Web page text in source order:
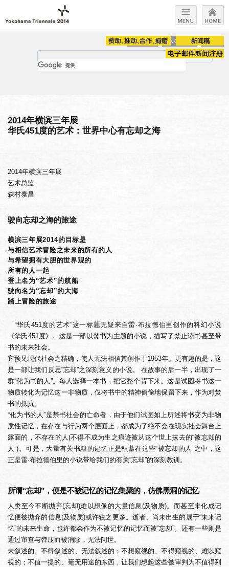
展览会名称 / 宗旨 /
Title / Concept /
2014年横滨三年展
华氏451度的艺术：世界中心有忘却之海
2014年横滨三年展
艺术总监
森村泰昌
驶向忘却之海的旅途
横滨三年展2014的目标是
与相信艺术冒险之未来的所有的人
与希望拥有大胆的世界观的
所有的人一起
登上名为“艺术”的航船
驶向名为“忘却”的大海
踏上冒险的旅途
“华氏451度的艺术”这一标题无疑来自雷·布拉德伯里创作的科幻小说
《华氏451度》。这是一部以焚书为主题的小说，描写了禁止读书甚至带
书的未来社会。
它预见现代社会之精确，使人无法相信其创作于1953年。更有趣的是，这
是一部让我们反思“忘却”之深刻意义的小说。 在故事的后一半，出现了一
群“化为书的人”。每人选择一本书，把它整个背下来。这是试图将书这一
物质转化为记忆这一非物质，仅将书中的精神偷偷地保留下来，作为对焚
书的抵抗。
“化为书的人”是禁书社会的亡命者，由于他们试图如上所述将书变为非物
质性记忆，在存在与行为两个层面上，都成为了绝不会在现实社会舞台上
露面的，不存在的人(不得不成为生之痕迹被从这个世上抹去的“被忘却的
人”)。可是，大量有关书籍的记忆正是积蓄在这些“被忘却的人”之中，这
正是雷·布拉德伯里的小说带给我们的有关“忘却”的深刻教训。
所谓“忘却”，便是不被记忆的记忆集聚的，仿佛黑洞的记忆
人类至今不断抛弃(忘却)难以想像的大量信息(及物质)。而甚至未化成记
忆便被抛弃的信息(及物质)或许较之更多。逝者、尚未出生的属于“未来记
忆”的未来生命，也许都会作为不被记忆的记忆而被“忘却”。还有一些则是
通过审查与弹压而被消除，无法问世。
未叙述的、不得叙述的、无法叙述的；不想窥视的、不得窥视的、难以窥
视的；不值一提的、毫无用途的东西，让我们想起这些被审判为不值得列